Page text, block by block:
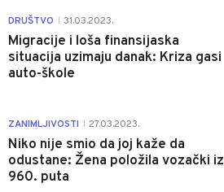
DRUŠTVO 31.03.2023.
Migracije i loša finansijaska
situacija uzimaju danak: Kriza gasi
auto-škole
ZANIMLJIVOSTI 27.03.2023.
Niko nije smio da joj kaže da
odustane: Žena položila vozački iz
960. puta